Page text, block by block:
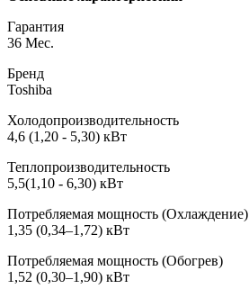
Гарантия
36 Мес.
Бренд
Toshiba
Холодопроизводительность
4,6 (1,20 - 5,30) кВт
Теплопроизводительность
5,5(1,10 - 6,30) кВт
Потребляемая мощность (Охлаждение)
1,35 (0,34–1,72) кВт
Потребляемая мощность (Обогрев)
1,52 (0,30–1,90) кВт